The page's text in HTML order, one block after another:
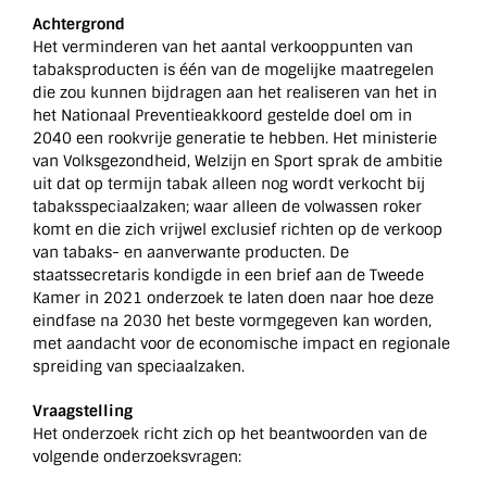
Achtergrond
Het verminderen van het aantal verkooppunten van
tabaksproducten is één van de mogelijke maatregelen
die zou kunnen bijdragen aan het realiseren van het in
het Nationaal Preventieakkoord gestelde doel om in
2040 een rookvrije generatie te hebben. Het ministerie
van Volksgezondheid, Welzijn en Sport sprak de ambitie
uit dat op termijn tabak alleen nog wordt verkocht bij
tabaksspeciaalzaken; waar alleen de volwassen roker
komt en die zich vrijwel exclusief richten op de verkoop
van tabaks- en aanverwante producten. De
staatssecretaris kondigde in een brief aan de Tweede
Kamer in 2021 onderzoek te laten doen naar hoe deze
eindfase na 2030 het beste vormgegeven kan worden,
met aandacht voor de economische impact en regionale
spreiding van speciaalzaken.
Vraagstelling
Het onderzoek richt zich op het beantwoorden van de
volgende onderzoeksvragen: